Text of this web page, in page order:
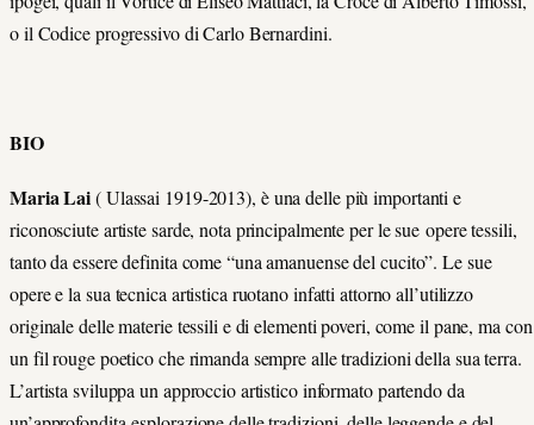
o il Codice progressivo di Carlo Bernardini.
BIO
Maria Lai( Ulassai 1919-2013), è una delle più importanti e
riconosciute artiste sarde, nota principalmente per le sue opere tessili,
tanto da essere definita come “una amanuense del cucito”. Le sue
opere e la sua tecnica artistica ruotano infatti attorno all’utilizzo
originale delle materie tessili e di elementi poveri, come il pane, ma con
un fil rouge poetico che rimanda sempre alle tradizioni della sua terra.
L’artista sviluppa un approccio artistico informato partendo da